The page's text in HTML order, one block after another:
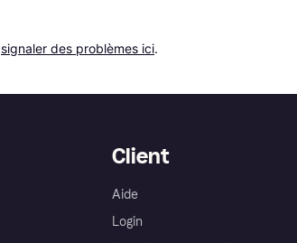
signaler des problèmes ici.
Client
Aide
Login